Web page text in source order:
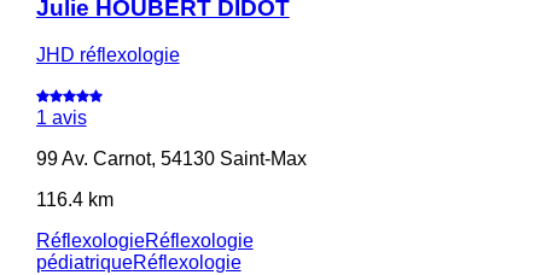
Julie HOUBERT DIDOT
JHD réflexologie
1 avis
99 Av. Carnot, 54130 Saint-Max
116.4 km
RéflexologieRéflexologie
pédiatriqueRéflexologie